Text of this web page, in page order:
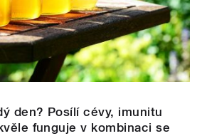
den? Posílí cévy, imunitu
funguje v kombinaci se